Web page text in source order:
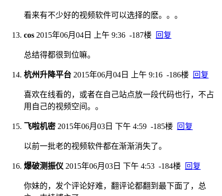
看来有不少好的视频软件可以选择的麽。。。
cos 2015年06月04日 上午 9:36 -187楼 回复
总结得都很到位嘛。
杭州升降平台 2015年06月04日 上午 9:16 -186楼 回复
喜欢在线看的，或者在自己站点放一段代码也行，不占
用自己的视频空间。。
飞啦机密 2015年06月03日 下午 4:59 -185楼 回复
以前一批老的视频软件都在渐渐消失了。
爆破测振仪 2015年06月03日 下午 4:53 -184楼 回复
你妹的，发个评论好难，翻评论都翻到最下面了，总